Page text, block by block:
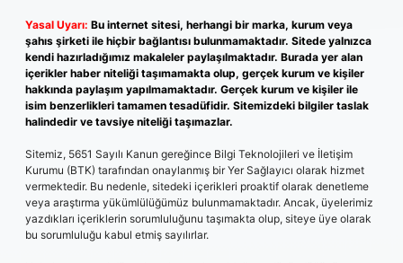
Yasal Uyarı: Bu internet sitesi, herhangi bir marka, kurum veya
şahıs şirketi ile hiçbir bağlantısı bulunmamaktadır. Sitede yalnızca
kendi hazırladığımız makaleler paylaşılmaktadır. Burada yer alan
içerikler haber niteliği taşımamakta olup, gerçek kurum ve kişiler
hakkında paylaşım yapılmamaktadır. Gerçek kurum ve kişiler ile
isim benzerlikleri tamamen tesadüfidir. Sitemizdeki bilgiler taslak
halindedir ve tavsiye niteliği taşımazlar.
Sitemiz, 5651 Sayılı Kanun gereğince Bilgi Teknolojileri ve İletişim
Kurumu (BTK) tarafından onaylanmış bir Yer Sağlayıcı olarak hizmet
vermektedir. Bu nedenle, sitedeki içerikleri proaktif olarak denetleme
veya araştırma yükümlülüğümüz bulunmamaktadır. Ancak, üyelerimiz
yazdıkları içeriklerin sorumluluğunu taşımakta olup, siteye üye olarak
bu sorumluluğu kabul etmiş sayılırlar.